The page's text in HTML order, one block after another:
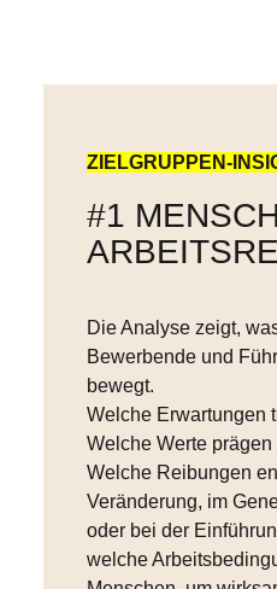
ZIELGRUPPEN-
#1
Die Analyse zeigt,
Bewerbende und
bewegt.
Welche Erwartungen
Welche Werte
Welche Reibungen
Veränderung, im
oder bei der
welche